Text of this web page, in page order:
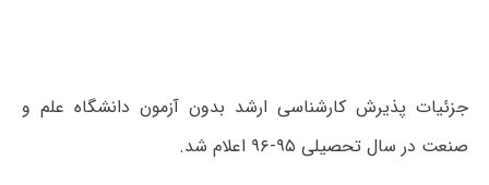
جزئیات پذیرش کارشناسی ارشد بدون آزمون دانشگاه علم و
صنعت در سال تحصیلی ۹۵-۹۶ اعلام شد.